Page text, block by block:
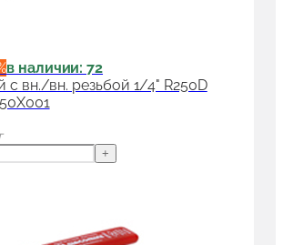
в наличии: 72
с вн./вн. резьбой 1/4" R250D
+